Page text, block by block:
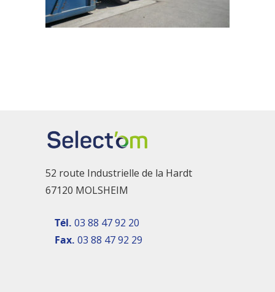
52 route Industrielle de la Hardt
67120 MOLSHEIM
Tél. 03 88 47 92 20
Fax. 03 88 47 92 29